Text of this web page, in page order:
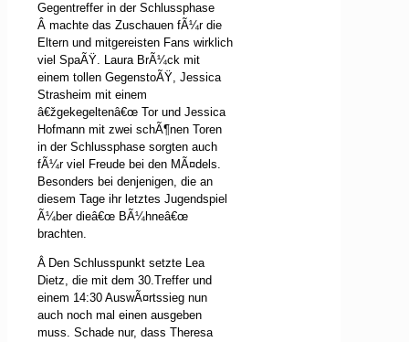
Gegentreffer in der Schlussphase
Â machte das Zuschauen fÃ¼r die
Eltern und mitgereisten Fans wirklich
viel SpaÃŸ. Laura BrÃ¼ck mit
einem tollen GegenstoÃŸ, Jessica
Strasheim mit einem
â€žgekegeltenâ€œ Tor und Jessica
Hofmann mit zwei schÃ¶nen Toren
in der Schlussphase sorgten auch
fÃ¼r viel Freude bei den MÃ¤dels.
Besonders bei denjenigen, die an
diesem Tage ihr letztes Jugendspiel
Ã¼ber dieâ€œ BÃ¼hneâ€œ
brachten.
Â Den Schlusspunkt setzte Lea
Dietz, die mit dem 30.Treffer und
einem 14:30 AuswÃ¤rtssieg nun
auch noch mal einen ausgeben
muss. Schade nur, dass Theresa